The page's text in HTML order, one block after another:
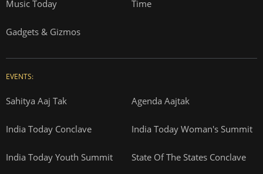
Music Today Time
Gadgets & Gizmos
EVENTS:
Sahitya Aaj Tak Agenda Aajtak
India Today Conclave India Today Woman's Summit
India Today Youth Summit State Of The States Conclave